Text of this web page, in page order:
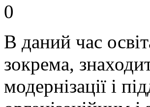
0
В даний час
зокрема,
модернізації і